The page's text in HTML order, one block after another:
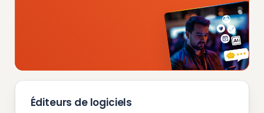
Éditeurs de logiciels